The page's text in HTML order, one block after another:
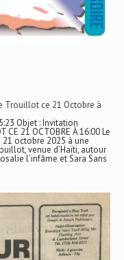
Trouillot ce 21 Octobre à
Objet : Invitation
CE 21 OCTOBRE À 16:00 Le
21 octobre 2025 à une
venue d’Haïti, autour
l’infâme et Sara Sans